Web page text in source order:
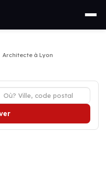
Architecte à Lyon